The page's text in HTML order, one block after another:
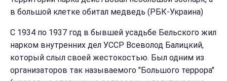
в большой клетке обитал медведь (РБК-Украина)
С 1934 по 1937 год в бывшей усадьбе Бельского жил
нарком внутренних дел УССР Всеволод Балицкий,
который слыл своей жестокостью. Был одним из
организаторов так называемого "Большого террора"